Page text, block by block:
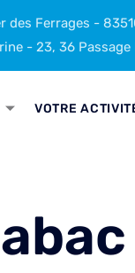
des Ferrages -
- 23, 36
VOTRE